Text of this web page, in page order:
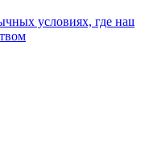
условиях, где